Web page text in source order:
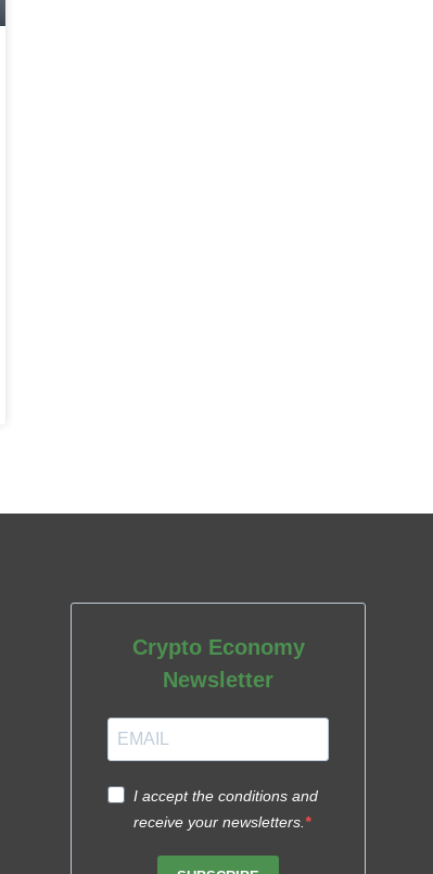
Crypto Economy
Newsletter
I accept the conditions and
receive your newsletters.